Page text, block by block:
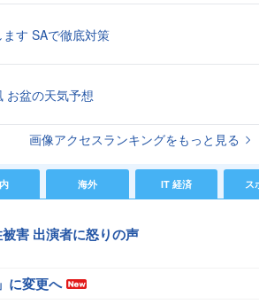
す SAで徹底対策
お盆の天気予想
画像アクセスランキングをもっと見る
海外 IT 経済 ス
害 出演者に怒りの声
に変更へ